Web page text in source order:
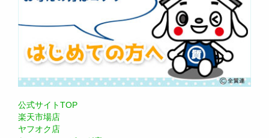
公式サイトTOP
楽天市場店
ヤフオク店